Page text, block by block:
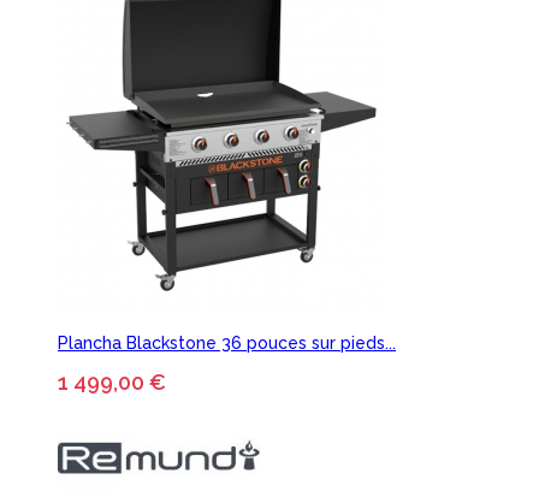
Plancha Blackstone 36 pouces sur pieds...
1 499,00 €